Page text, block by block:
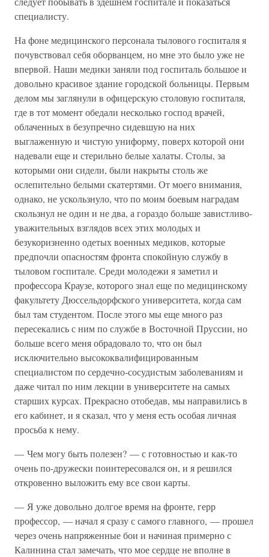
специалисту.
На фоне медицинского персонала тылового госпиталя я
почувствовал себя оборванцем, но мне это было уже не
впервой. Наши медики заняли под госпиталь большое и
довольно красивое здание городской больницы. Первым
делом мы заглянули в офицерскую столовую госпиталя,
где в тот момент обедали несколько господ врачей,
облаченных в безупречно сидевшую на них
выглаженную и чистую униформу, поверх которой они
надевали еще и стерильно белые халаты. Столы, за
которыми они сидели, были накрыты столь же
ослепительно белыми скатертями. От моего внимания,
однако, не ускользнуло, что по моим боевым наградам
скользнул не один и не два, а гораздо больше завистливо-
уважительных взглядов всех этих молодых и
безукоризненно одетых военных медиков, которые
предпочли опасностям фронта спокойную службу в
тыловом госпитале. Среди молодежи я заметил и
профессора Краузе, которого знал еще по медицинскому
факультету Дюссельдорфского университета, когда сам
был там студентом. После этого мы еще много раз
пересекались с ним по службе в Восточной Пруссии, но
больше всего меня обрадовало то, что он был
исключительно высококвалифицированным
специалистом по сердечно-сосудистым заболеваниям и
даже читал по ним лекции в университете на самых
старших курсах. Прекрасно отобедав, мы направились в
его кабинет, и я сказал, что у меня есть особая личная
просьба к нему.
— Чем могу быть полезен? — с готовностью и как-то
очень по-дружески поинтересовался он, и я решился
откровенно выложить ему все свои карты.
— Я уже довольно долгое время на фронте, герр
профессор, — начал я сразу с самого главного, — прошел
через очень напряженные бои и начиная примерно с
Калинина стал замечать, что мое сердце не вполне в